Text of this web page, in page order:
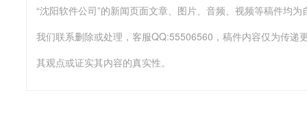
我们联系删除或处理，客服QQ:55506560，稿件内容仅为传递
其观点或证实其内容的真实性。